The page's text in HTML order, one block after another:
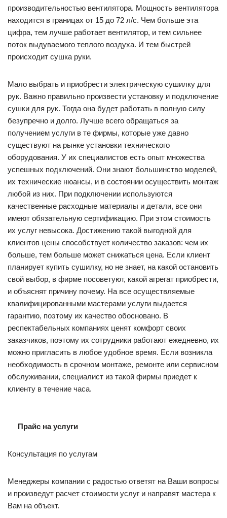
производительностью вентилятора. Мощность вентилятора
находится в границах от 15 до 72 л/с. Чем больше эта
цифра, тем лучше работает вентилятор, и тем сильнее
поток выдуваемого теплого воздуха. И тем быстрей
происходит сушка руки.
Мало выбрать и приобрести электрическую сушилку для
рук. Важно правильно произвести установку и подключение
сушки для рук. Тогда она будет работать в полную силу
безупречно и долго. Лучше всего обращаться за
получением услуги в те фирмы, которые уже давно
существуют на рынке установки технического
оборудования. У их специалистов есть опыт множества
успешных подключений. Они знают большинство моделей,
их технические нюансы, и в состоянии осуществить монтаж
любой из них. При подключении используются
качественные расходные материалы и детали, все они
имеют обязательную сертификацию. При этом стоимость
их услуг невысока. Достижению такой выгодной для
клиентов цены способствует количество заказов: чем их
больше, тем больше может снижаться цена. Если клиент
планирует купить сушилку, но не знает, на какой остановить
свой выбор, в фирме посоветуют, какой агрегат приобрести,
и объяснят причину почему. На все осуществляемые
квалифицированными мастерами услуги выдается
гарантию, поэтому их качество обосновано. В
респектабельных компаниях ценят комфорт своих
заказчиков, поэтому их сотрудники работают ежедневно, их
можно пригласить в любое удобное время. Если возникла
необходимость в срочном монтаже, ремонте или сервисном
обслуживании, специалист из такой фирмы приедет к
клиенту в течение часа.
Прайс на услуги
Консультация по услугам
Менеджеры компании с радостью ответят на Ваши вопросы
и произведут расчет стоимости услуг и направят мастера к
Вам на объект.